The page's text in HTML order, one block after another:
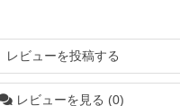
レビューを投稿する
レビューを見る (0)